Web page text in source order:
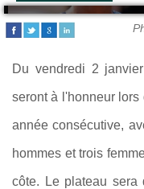
Du vendredi 2
seront à l'honneur lors
année consécutive,
hommes et trois
côte. Le plateau sera